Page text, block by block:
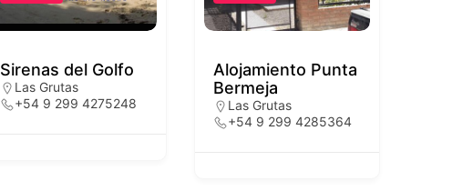
Sirenas del Golfo
Las Grutas
+54 9 299 4275248
Alojamiento Punta
Bermeja
Las Grutas
+54 9 299 4285364